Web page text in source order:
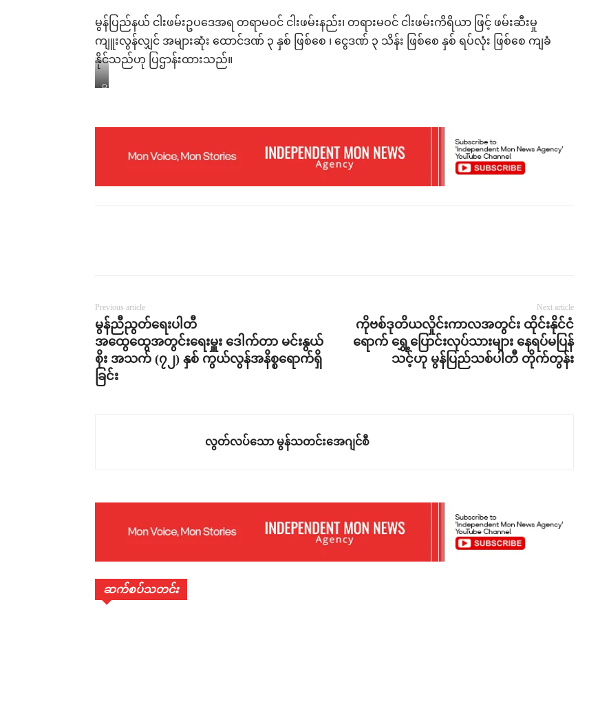
မွန်ပြည်နယ် ငါးဖမ်းဥပဒေအရ တရာမဝင် ငါးဖမ်းနည်း၊ တရားမဝင် ငါးဖမ်းကိရိယာ ဖြင့် ဖမ်းဆီးမှု
ကျူးလွန်လျှင် အများဆုံး ထောင်ဒဏ် ၃ နှစ် ဖြစ်စေ ၊ ငွေဒဏ် ၃ သိန်း ဖြစ်စေ နှစ် ရပ်လုံး ဖြစ်စေ ကျခံ
နိုင်သည်ဟု ပြဌာန်းထားသည်။
P
Previous article
မွန်ညီညွတ်ရေးပါတီ
အထွေထွေအတွင်းရေးမှူး ဒေါက်တာ မင်းနွယ်
စိုး အသက် (၇၂) နှစ် ကွယ်လွန်အနိစ္စရောက်ရှိ
ခြင်း
Next article
ကိုဗစ်ဒုတိယလှိုင်းကာလအတွင်း ထိုင်းနိုင်ငံ
ရောက် ရွှေ့ပြောင်းလုပ်သားများ နေရပ်မပြန်
သင့်ဟု မွန်ပြည်သစ်ပါတီ တိုက်တွန်း
လွတ်လပ်သော မွန်သတင်းအေဂျင်စီ
ဆက်စပ်သတင်း